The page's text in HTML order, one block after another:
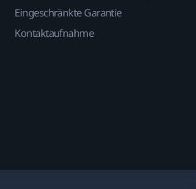
Eingeschränkte Garantie
Kontaktaufnahme